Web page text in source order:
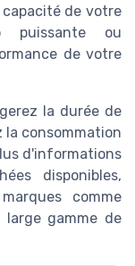
de votre
puissante ou
de votre
la durée de
consommation
d'informations
disponibles,
comme
gamme de